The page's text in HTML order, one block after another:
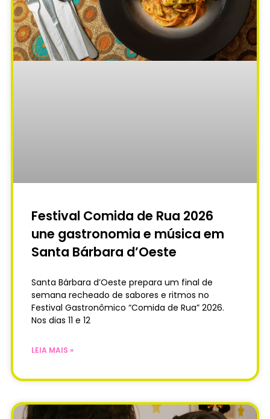
Festival Comida de Rua 2026
une gastronomia e música em
Santa Bárbara d’Oeste
Santa Bárbara d’Oeste prepara um final de
semana recheado de sabores e ritmos no
Festival Gastronômico “Comida de Rua” 2026.
Nos dias 11 e 12
LEIA MAIS »